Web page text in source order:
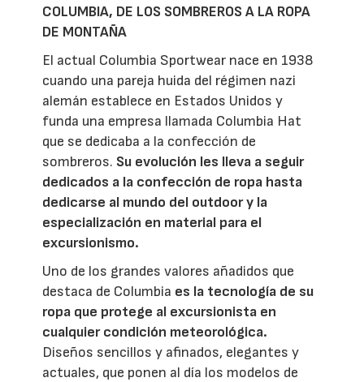
COLUMBIA, DE LOS SOMBREROS A LA ROPA
DE MONTAÑA
El actual Columbia Sportwear nace en 1938
cuando una pareja huida del régimen nazi
alemán establece en Estados Unidos y
funda una empresa llamada Columbia Hat
que se dedicaba a la confección de
sombreros. Su evolución les lleva a seguir
dedicados a la confección de ropa hasta
dedicarse al mundo del outdoor y la
especialización en material para el
excursionismo.
Uno de los grandes valores añadidos que
destaca de Columbia es la tecnología de su
ropa que protege al excursionista en
cualquier condición meteorológica.
Diseños sencillos y afinados, elegantes y
actuales, que ponen al día los modelos de